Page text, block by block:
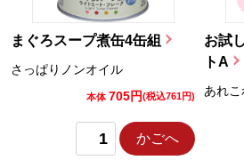
まぐろスープ煮缶4缶組
さっぱりノンオイル
本体 705円(税込761円)
かごへ
お試
トA
あれ